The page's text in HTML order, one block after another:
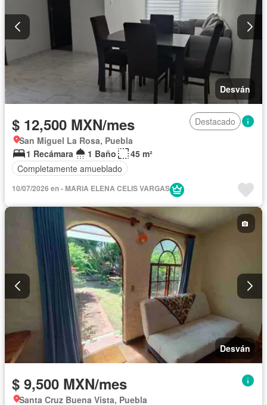
Desván
$ 12,500 MXN/mes
Destacado
San Miguel La Rosa, Puebla
1 Recámara
1 Baño
45 m²
Completamente amueblado
10/07/2026 en - MARIA ELENA CELIS VARGAS
Desván
$ 9,500 MXN/mes
Santa Cruz Buena Vista, Puebla